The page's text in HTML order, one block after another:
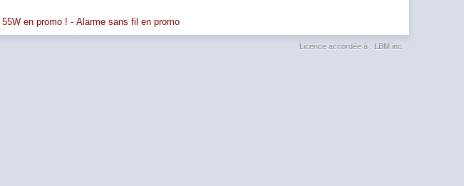
en promo ! - Alarme sans fil en promo
Licence accordée à : LBM.inc